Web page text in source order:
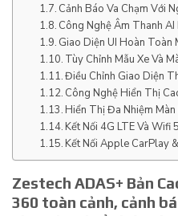
Cảnh Báo Va Chạm Với
Công Nghệ Âm Thanh
Giao Diện UI Hoàn Toàn
Tùy Chỉnh Mẫu Xe Và
Điều Chỉnh Giao Diện
Công Nghệ Hiển Thị
Hiển Thị Đa Nhiệm Màn
Kết Nối 4G LTE Và Wifi
Kết Nối Apple CarPlay
Zestech ADAS+ Bản
360 toàn cảnh, cảnh